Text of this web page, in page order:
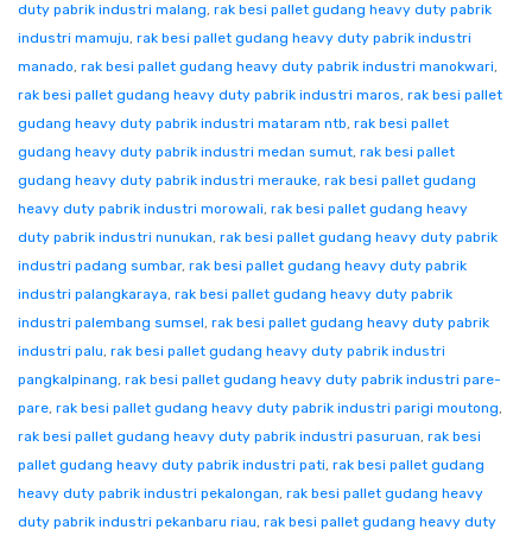
duty pabrik industri malang, rak besi pallet gudang heavy duty pabrik
industri mamuju, rak besi pallet gudang heavy duty pabrik industri
manado, rak besi pallet gudang heavy duty pabrik industri manokwari,
rak besi pallet gudang heavy duty pabrik industri maros, rak besi pallet
gudang heavy duty pabrik industri mataram ntb, rak besi pallet
gudang heavy duty pabrik industri medan sumut, rak besi pallet
gudang heavy duty pabrik industri merauke, rak besi pallet gudang
heavy duty pabrik industri morowali, rak besi pallet gudang heavy
duty pabrik industri nunukan, rak besi pallet gudang heavy duty pabrik
industri padang sumbar, rak besi pallet gudang heavy duty pabrik
industri palangkaraya, rak besi pallet gudang heavy duty pabrik
industri palembang sumsel, rak besi pallet gudang heavy duty pabrik
industri palu, rak besi pallet gudang heavy duty pabrik industri
pangkalpinang, rak besi pallet gudang heavy duty pabrik industri pare-
pare, rak besi pallet gudang heavy duty pabrik industri parigi moutong,
rak besi pallet gudang heavy duty pabrik industri pasuruan, rak besi
pallet gudang heavy duty pabrik industri pati, rak besi pallet gudang
heavy duty pabrik industri pekalongan, rak besi pallet gudang heavy
duty pabrik industri pekanbaru riau, rak besi pallet gudang heavy duty